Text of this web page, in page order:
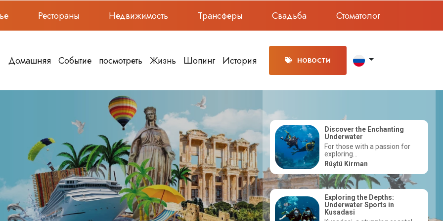
Рестораны Недвижимость Трансферы Свадьба Стоматолог
Домашняя Событие посмотреть Жизнь Шопинг История НОВОСТИ
mythology, Pan, the
was...
in Kusadasi
Sports in Kusadasi by...
Adagöl Kuşadası Exploring a
Tranquil Paradise
Adagöl is blessed with natural
splendor that will leave you...
Ayşe Özgür
Unleash Your Inner
Adventurer: Horse Safari
Discover the untamed beauty
Discover the Enchanting
Underwater
For those with a passion for
exploring...
Rüştü Kirman
Exploring the Depths:
Underwater Sports in
Kusadasi